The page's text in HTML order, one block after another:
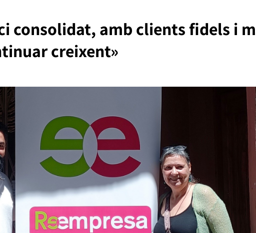
consolidat, amb clients fidels i
creixent»